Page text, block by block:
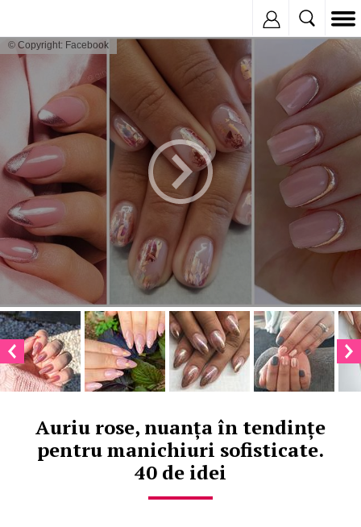
© Copyright: Facebook
Auriu rose, nuanța în tendințe
pentru manichiuri sofisticate.
40 de idei